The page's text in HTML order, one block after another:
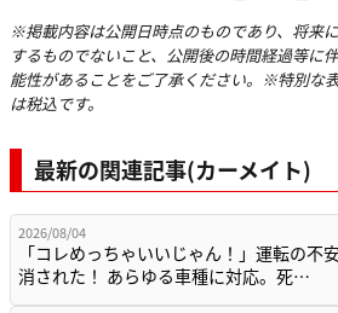
※掲載内容は公開日時点のものであり、将来
するものでないこと、公開後の時間経過等に
能性があることをご了承ください。※特別な
は税込です。
最新の関連記事(カーメイト)
2026/08/04
「コレめっちゃいいじゃん！」運転の不
消された！ あらゆる車種に対応。死…